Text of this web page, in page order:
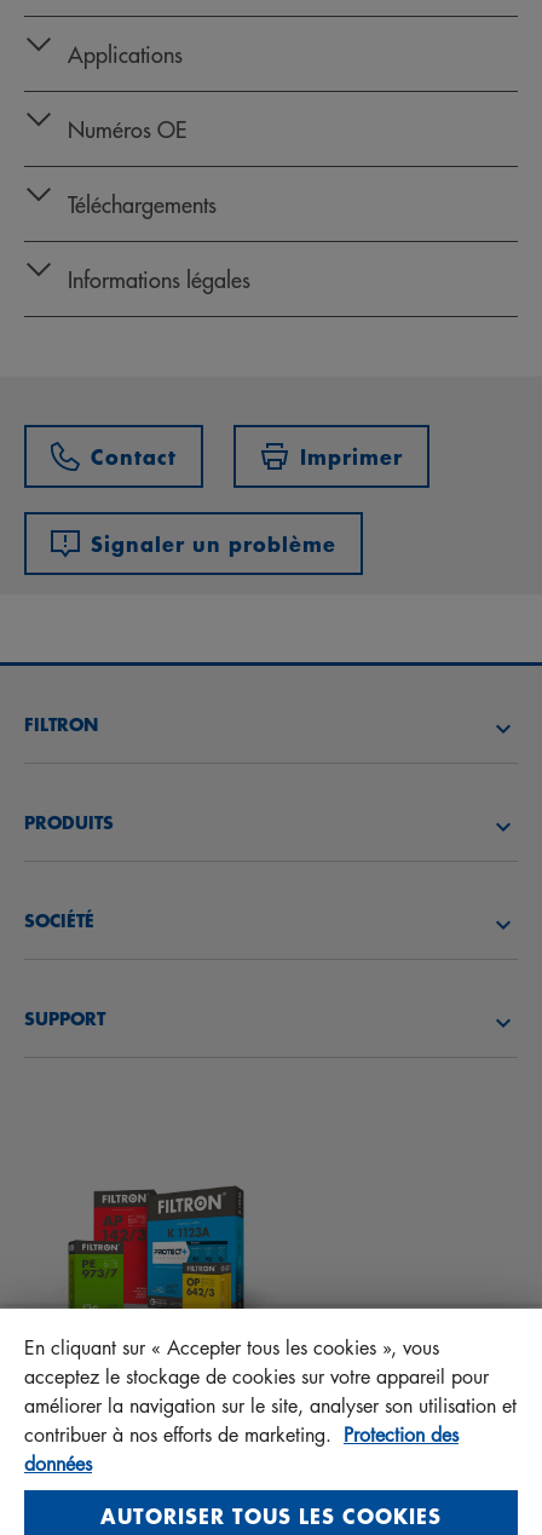
Applications
Numéros OE
Téléchargements
Informations légales
Contact Imprimer
Signaler un problème
FILTRON
TROUVEZ UN DISTRIBUTEUR
PRODUITS
PROTECT+
SOCIÉTÉ
SUPPORT
FAQ
MANN+HUMMEL FT Poland
Sp. z o. o. Sp. k.
ul. Wrocławska 145, 63-800 GOSTYŃ, POLAND
Privacy Statement
Imprint
En cliquant sur « Accepter tous les cookies », vous
acceptez le stockage de cookies sur votre appareil pour
améliorer la navigation sur le site, analyser son utilisation et
contribuer à nos efforts de marketing. Protection des
données
AUTORISER TOUS LES COOKIES